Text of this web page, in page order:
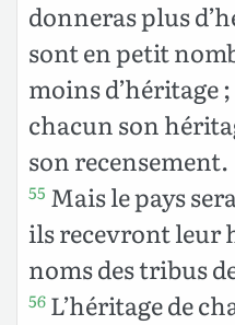
donneras plus
sont en petit
moins d’héritage
chacun son
son recensement.
55 Mais le pays
ils recevront leur
noms des tribus
56 L’héritage de